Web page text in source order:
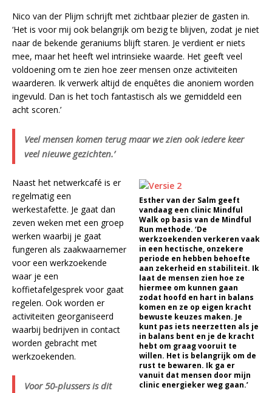
Nico van der Plijm schrijft met zichtbaar plezier de gasten in.
‘Het is voor mij ook belangrijk om bezig te blijven, zodat je niet
naar de bekende geraniums blijft staren. Je verdient er niets
mee, maar het heeft wel intrinsieke waarde. Het geeft veel
voldoening om te zien hoe zeer mensen onze activiteiten
waarderen. Ik verwerk altijd de enquêtes die anoniem worden
ingevuld. Dan is het toch fantastisch als we gemiddeld een
acht scoren.’
Veel mensen komen terug maar we zien ook iedere keer
veel nieuwe gezichten.’
Esther van der Salm geeft
vandaag een clinic Mindful
Walk op basis van de Mindful
Run methode. ‘De
werkzoekenden verkeren vaak
in een hectische, onzekere
periode en hebben behoefte
aan zekerheid en stabiliteit. Ik
laat de mensen zien hoe ze
hiermee om kunnen gaan
zodat hoofd en hart in balans
komen en ze op eigen kracht
bewuste keuzes maken. Je
kunt pas iets neerzetten als je
in balans bent en je de kracht
hebt om graag vooruit te
willen. Het is belangrijk om de
rust te bewaren. Ik ga er
vanuit dat mensen door mijn
clinic energieker weg gaan.’
Naast het netwerkcafé is er
regelmatig een
werkestafette. Je gaat dan
zeven weken met een groep
werken waarbij je gaat
fungeren als zaakwaarnemer
voor een werkzoekende
waar je een
koffietafelgesprek voor gaat
regelen. Ook worden er
activiteiten georganiseerd
waarbij bedrijven in contact
worden gebracht met
werkzoekenden.
Voor 50-plussers is dit